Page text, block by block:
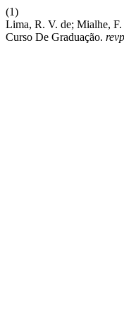
(1)
Lima, R. V. de; Mialhe,
Curso De Graduação.